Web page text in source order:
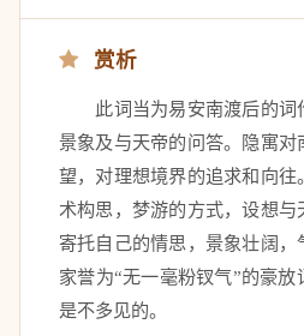
赏析
此词当为易安南渡后的词
景象及与天帝的问答。隐寓
望，对理想境界的追求和向
术构思，梦游的方式，设想与
寄托自己的情思，景象壮阔
家誉为“无一毫粉钗气”的豪
是不多见的。